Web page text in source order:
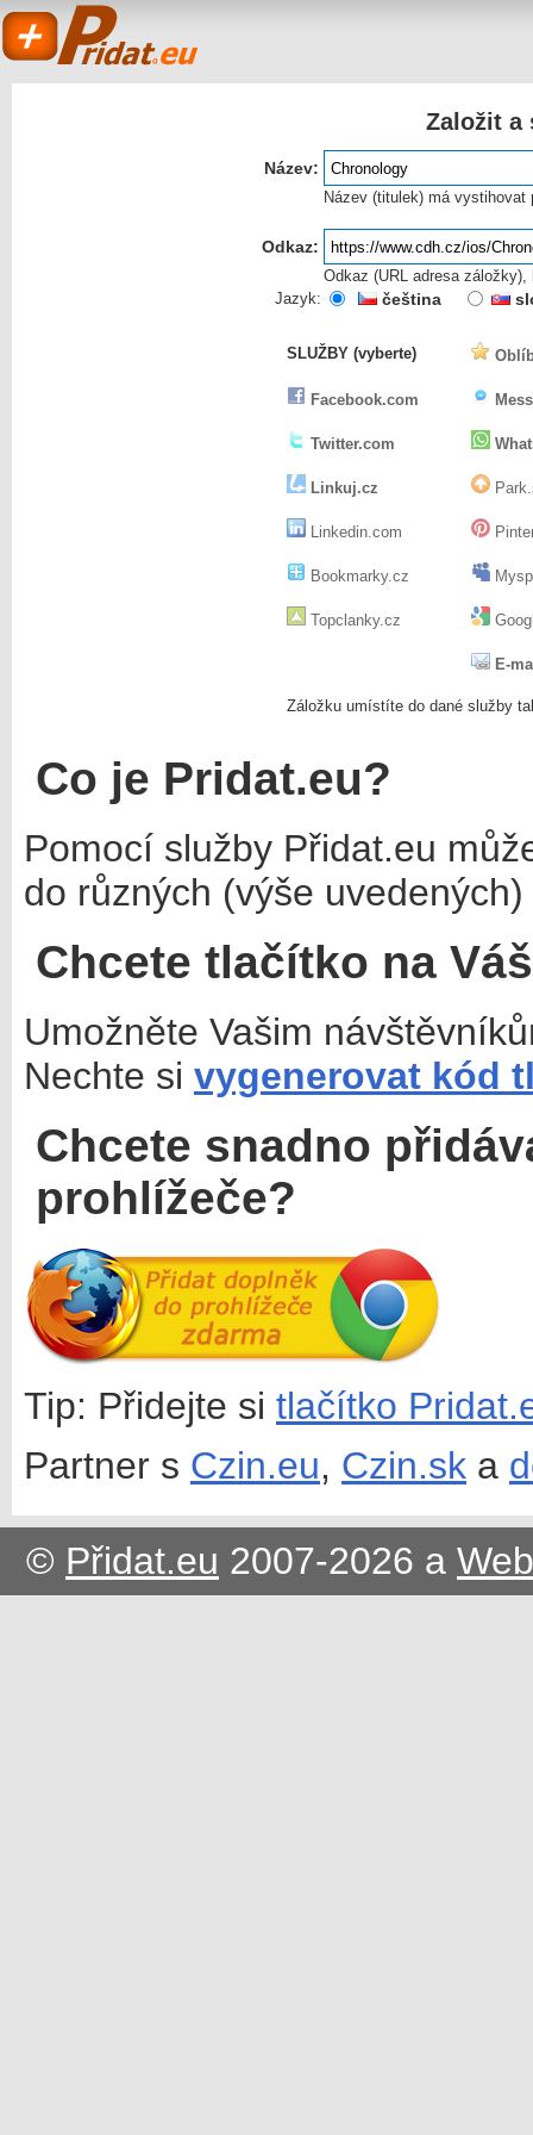
Založit a
Název:
Název (titulek) má vystihovat
Odkaz:
Odkaz (URL adresa záložky),
Jazyk:
čeština
SLUŽBY (vyberte)
Facebook.com
Twitter.com
Linkuj.cz
Linkedin.com
Bookmarky.cz
Topclanky.cz
E-
Záložku umístíte do dané služby
Co je Pridat.eu?
Pomocí služby Přidat.eu
do různých (výše
Chcete tlačítko na
Umožněte Vašim
Nechte si vygenerovat kód
Chcete snadno
prohlížeče?
Tip: Přidejte si tlačítko
Partner s Czin.eu, Czin.sk a
© Přidat.eu 2007-2026 a